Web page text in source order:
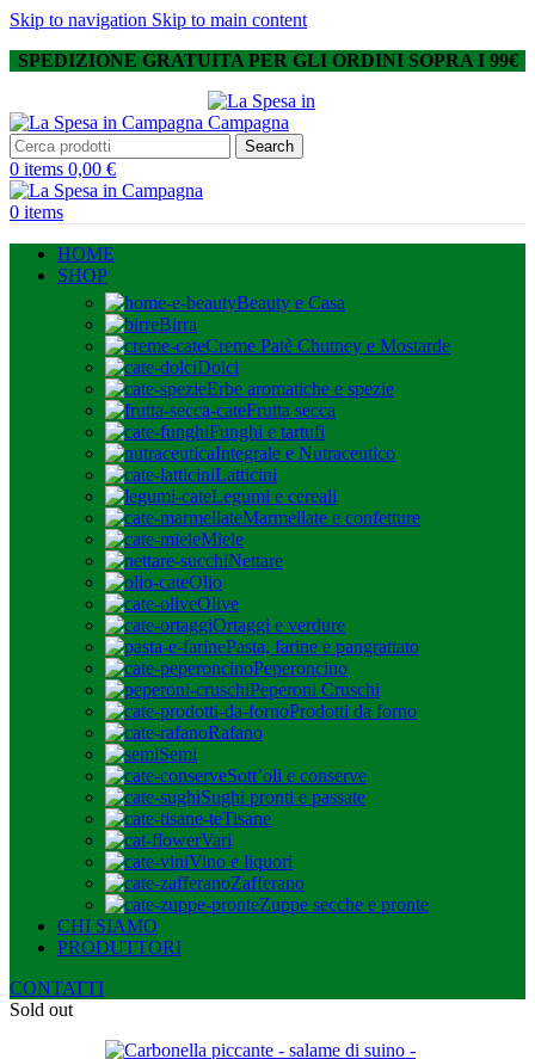
Skip to navigation Skip to main content
SPEDIZIONE GRATUITA PER GLI ORDINI SOPRA I 99€
Search
0 items 0,00 €
0 items
HOME
SHOP
Beauty e Casa
Birra
Creme Patè Chutney e Mostarde
Dolci
Erbe aromatiche e spezie
Frutta secca
Funghi e tartufi
Integrale e Nutraceutico
Latticini
Legumi e cereali
Marmellate e confetture
Miele
Nettare
Olio
Olive
Ortaggi e verdure
Pasta, farine e pangrattato
Peperoncino
Peperoni Cruschi
Prodotti da forno
Rafano
Semi
Sott’oli e conserve
Sughi pronti e passate
Tisane
Vari
Vino e liquori
Zafferano
Zuppe secche e pronte
CHI SIAMO
PRODUTTORI
CONTATTI
Sold out